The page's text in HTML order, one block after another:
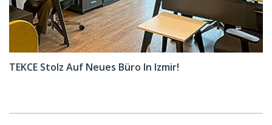
TEKCE Stolz Auf Neues Büro In Izmir!